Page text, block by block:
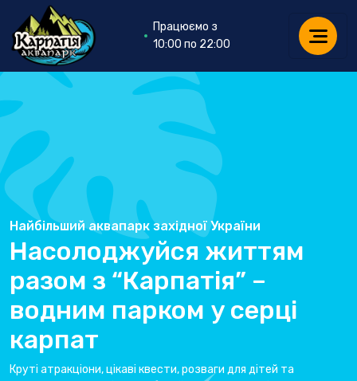
Працюємо з
10:00 по 22:00
Найбільший аквапарк західної України
Насолоджуйся життям
разом з “Карпатія” –
водним парком у серці
карпат
Круті атракціони, цікаві квести, розваги для дітей та